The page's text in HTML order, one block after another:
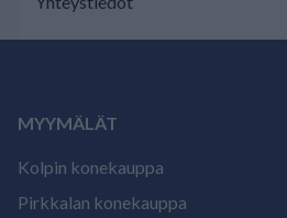
MYYMÄLÄT
Kolpin konekauppa
Pirkkalan konekauppa